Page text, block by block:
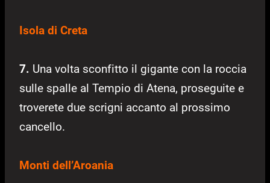
Isola di Creta
7. Una volta sconfitto il gigante con la roccia
sulle spalle al Tempio di Atena, proseguite e
troverete due scrigni accanto al prossimo
cancello.
Monti dell’Aroania